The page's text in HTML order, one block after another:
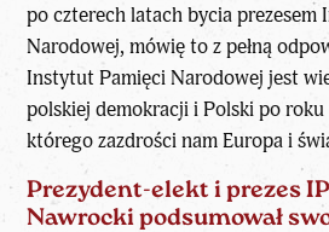
po czterech latach bycia prezesem
Narodowej, mówię to z pełną
Instytut Pamięci Narodowej jest
polskiej demokracji i Polski po roku
którego zazdrości nam Europa i
Prezydent-elekt i prezes
Nawrocki podsumował